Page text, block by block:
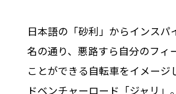
日本語の「砂利」からインスパ
名の通り、悪路すら自分のフィ
ことができる自転車をイメージ
ドベンチャーロード「ジャリ」